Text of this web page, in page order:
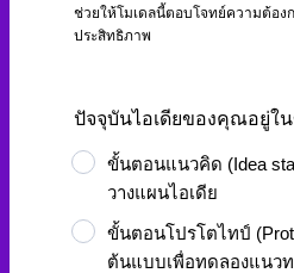
ช่วยให้โมเดลนี้ตอบโจทย์ความต้อง
ประสิทธิภาพ
ปัจจุบันไอเดียของคุณอยู่ใ
ขั้นตอนแนวคิด (Idea
วางแผนไอเดีย
ขั้นตอนโปรโตไทป์
ต้นแบบเพื่อทดลองแนวท